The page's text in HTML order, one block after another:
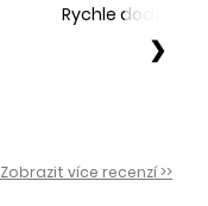
Rychle dodání
❯
Zobrazit více recenzí >>